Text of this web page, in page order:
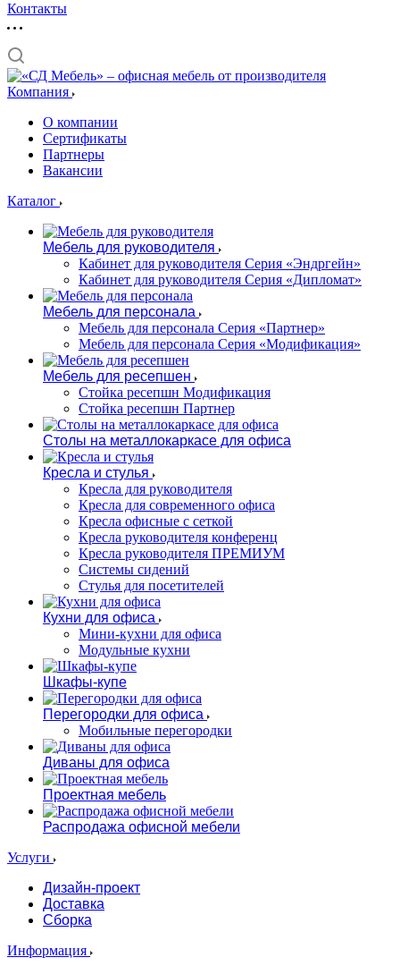
Контакты
Компания
О компании
Сертификаты
Партнеры
Вакансии
Каталог
Мебель для руководителя
Кабинет для руководителя Серия «Эндргейн»
Кабинет для руководителя Серия «Дипломат»
Мебель для персонала
Мебель для персонала Серия «Партнер»
Мебель для персонала Серия «Модификация»
Мебель для ресепшен
Стойка ресепшн Модификация
Стойка ресепшн Партнер
Столы на металлокаркасе для офиса
Кресла и стулья
Кресла для руководителя
Кресла для современного офиса
Кресла офисные с сеткой
Кресла руководителя конференц
Кресла руководителя ПРЕМИУМ
Системы сидений
Стулья для посетителей
Кухни для офиса
Мини-кухни для офиса
Модульные кухни
Шкафы-купе
Перегородки для офиса
Мобильные перегородки
Диваны для офиса
Проектная мебель
Распродажа офисной мебели
Услуги
Дизайн-проект
Доставка
Сборка
Информация